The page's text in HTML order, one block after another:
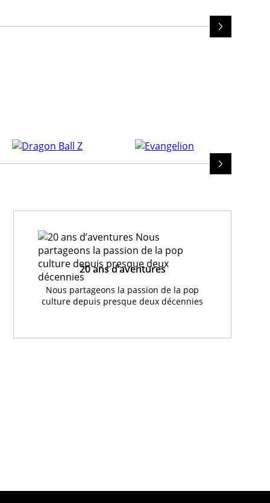
20 ans d’aventures
Nous partageons la passion de la pop
culture depuis presque deux décennies